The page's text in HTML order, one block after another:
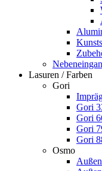
Lasuren / Farben
Gori
Gori
Gori
Gori
Gori
Osmo